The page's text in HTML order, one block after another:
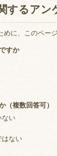
するアン
に、このペー
すか
（複数回答可）
ない
はない